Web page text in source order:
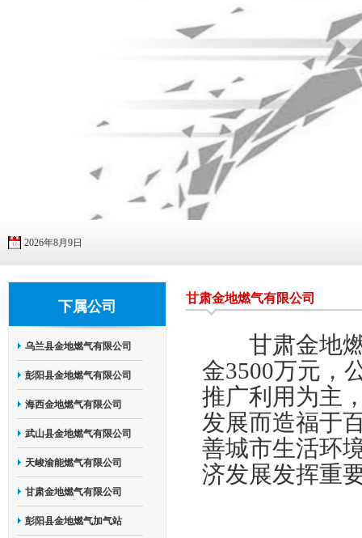
2026年8月9日
下属公司
乌兰县金地燃气有限公司
彭阳县金地燃气有限公司
海西金地燃气有限公司
武山县金地燃气有限公司
天峻渝能燃气有限公司
甘肃金地燃气有限公司
彭阳县金地燃气加气站
甘肃金地燃气有限公司
甘肃金地燃
金3500万元，
推广利用为主
发展而造福于
善城市生活环
济发展发挥重